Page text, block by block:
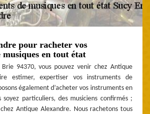
pour racheter vos
en tout état
94370, vous pouvez venir chez Antique
estimer, expertiser vos instruments de
également d’acheter vos instruments en
particuliers, des musiciens confirmés ;
Antique Alexandre. Nous rachetons tous